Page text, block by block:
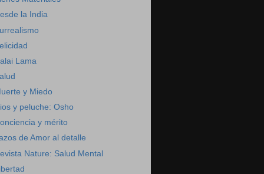
la India
Lama
y Miedo
y peluche: Osho
y mérito
de Amor al detalle
Nature: Salud Mental